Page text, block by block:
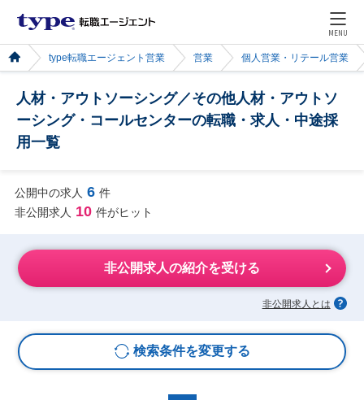
MENU
type転職エージェント営業 営業 個人営業・リテール営業
人材・アウトソーシング／その他人材・アウトソ
ーシング・コールセンターの転職・求人・中途採
用一覧
公開中の求人 6 件
非公開求人 10 件がヒット
非公開求人の紹介を受ける
非公開求人とは
検索条件を変更する